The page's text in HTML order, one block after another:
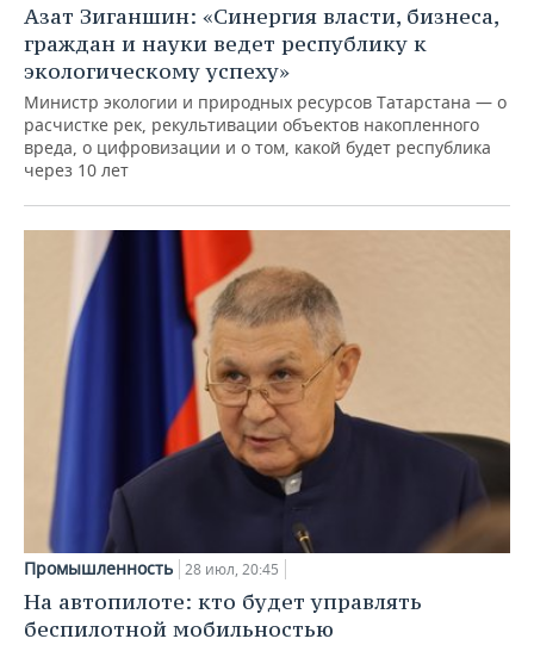
Азат Зиганшин: «Синергия власти, бизнеса,
граждан и науки ведет республику к
экологическому успеху»
Министр экологии и природных ресурсов Татарстана — о
расчистке рек, рекультивации объектов накопленного
вреда, о цифровизации и о том, какой будет республика
через 10 лет
Промышленность 28 июл, 20:45
На автопилоте: кто будет управлять
беспилотной мобильностью